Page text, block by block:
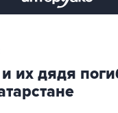
их дядя